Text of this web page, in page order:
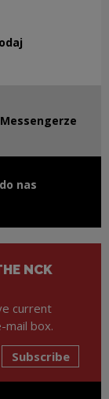
window
window
nas
NCK
current
mail box.
Subscribe